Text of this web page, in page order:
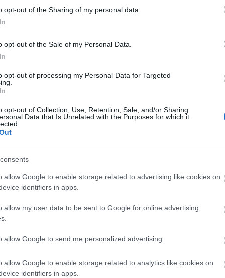
opt-out of the Sharing of my personal data.
opt-out of the Sale of my Personal Data.
opt-out of processing my Personal Data for Targeted
opt-out of Collection, Use, Retention, Sale, and/or Sharing
Data that Is Unrelated with the Purposes for which it
allow Google to enable storage related to advertising like cookies on
identifiers in apps.
allow my user data to be sent to Google for online advertising
allow Google to send me personalized advertising.
allow Google to enable storage related to analytics like cookies on
identifiers in apps.
να βγουν ειδήσεις σχετικά και με το θέμα
Μάθε για όλους τους
μέσα από το υπερπλήρες Πρόγραμμα TV του
οι έδρες και η εκκρεμότητα
του στον Άρη;